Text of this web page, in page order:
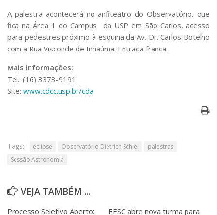
Bibliotecas
Apoio ao Estudante
Segurança, Trânsito e Prevenção
RH, Administrativo e Financeiro
Outros serviços
Comunicação
Assessorias e Mídias
A palestra acontecerá no anfiteatro do Observatório, que
fica na Área 1 do Campus da USP em São Carlos, acesso
para pedestres próximo à esquina da Av. Dr. Carlos Botelho
com a Rua Visconde de Inhaúma. Entrada franca.
Mais informações:
Tel.: (16) 3373-9191
Site: www.cdcc.usp.br/cda
Tags: eclipse Observatório Dietrich Schiel
palestras
Sessão Astronomia
VEJA TAMBÉM ...
Processo Seletivo Aberto:
EESC abre nova turma para